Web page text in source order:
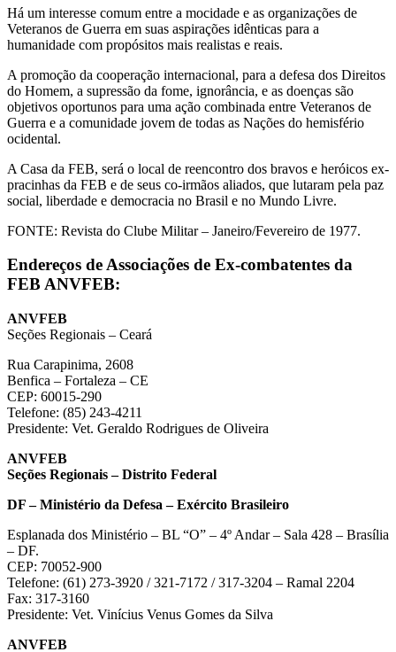
Há um interesse comum entre a mocidade e as organizações de
Veteranos de Guerra em suas aspirações idênticas para a
humanidade com propósitos mais realistas e reais.
A promoção da cooperação internacional, para a defesa dos Direitos
do Homem, a supressão da fome, ignorância, e as doenças são
objetivos oportunos para uma ação combinada entre Veteranos de
Guerra e a comunidade jovem de todas as Nações do hemisfério
ocidental.
A Casa da FEB, será o local de reencontro dos bravos e heróicos ex-
pracinhas da FEB e de seus co-irmãos aliados, que lutaram pela paz
social, liberdade e democracia no Brasil e no Mundo Livre.
FONTE: Revista do Clube Militar – Janeiro/Fevereiro de 1977.
Endereços de Associações de Ex-combatentes da
FEB ANVFEB:
ANVFEB
Seções Regionais – Ceará
Rua Carapinima, 2608
Benfica – Fortaleza – CE
CEP: 60015-290
Telefone: (85) 243-4211
Presidente: Vet. Geraldo Rodrigues de Oliveira
ANVFEB
Seções Regionais – Distrito Federal
DF – Ministério da Defesa – Exército Brasileiro
Esplanada dos Ministério – BL “O” – 4º Andar – Sala 428 – Brasília
– DF.
CEP: 70052-900
Telefone: (61) 273-3920 / 321-7172 / 317-3204 – Ramal 2204
Fax: 317-3160
Presidente: Vet. Vinícius Venus Gomes da Silva
ANVFEB